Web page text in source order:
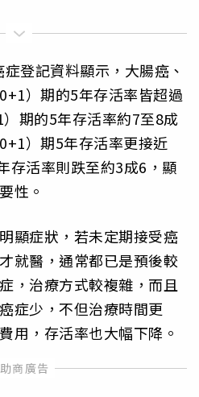
登記資料顯示，大腸癌、
）期的5年存活率皆超過
期的5年存活率約7至8成
）期5年存活率更接近
存活率則跌至約3成6，顯
性。
顯症狀，若未定期接受癌
就醫，通常都已是預後較
，治療方式較複雜，而且
症少，不但治療時間更
用，存活率也大幅下降。